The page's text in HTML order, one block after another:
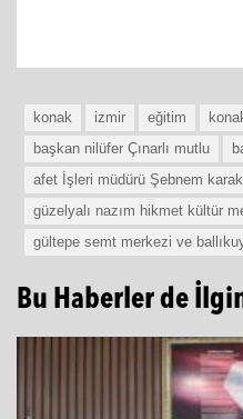
konak izmir eğitim
başkan nilüfer Çınarlı mutlu
afet İşleri müdürü Şebnem
güzelyalı nazım hikmet kültür
gültepe semt merkezi ve
Bu Haberler de